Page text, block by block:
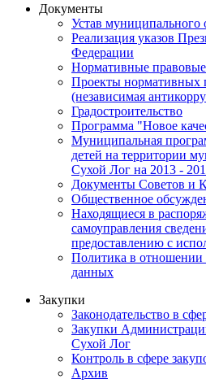
Документы
Устав муниципального
Реализация указов
Федерации
Нормативные
Проекты нормативных
(независимая
Градостроительство
Программа "Новое
Муниципальная
детей на территории
Сухой Лог на 2013 -
Документы Советов и
Общественное
Находящиеся в
самоуправления
предоставлению с
Политика в отношении
данных
Закупки
Законодательство в
Закупки
Сухой Лог
Контроль в сфере
Архив